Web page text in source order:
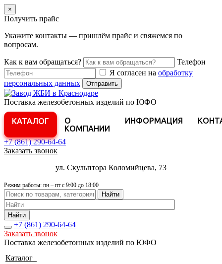
×
Получить прайс
Укажите контакты — пришлём прайс и свяжемся по
вопросам.
Как к вам обращаться?
Телефон
Я согласен на обработку
персональных данных
Отправить
Поставка железобетонных изделий по ЮФО
КАТАЛОГ
О
КОМПАНИИ
ИНФОРМАЦИЯ
+7 (861)290-64-64
Заказать звонок
ул. Скульптора Коломийцева, 73
Режим работы: пн – пт с 9:00 до 18:00
Найти
Найти
+7 (861) 290-64-64
Заказать звонок
Поставка железобетонных изделий по ЮФО
Каталог